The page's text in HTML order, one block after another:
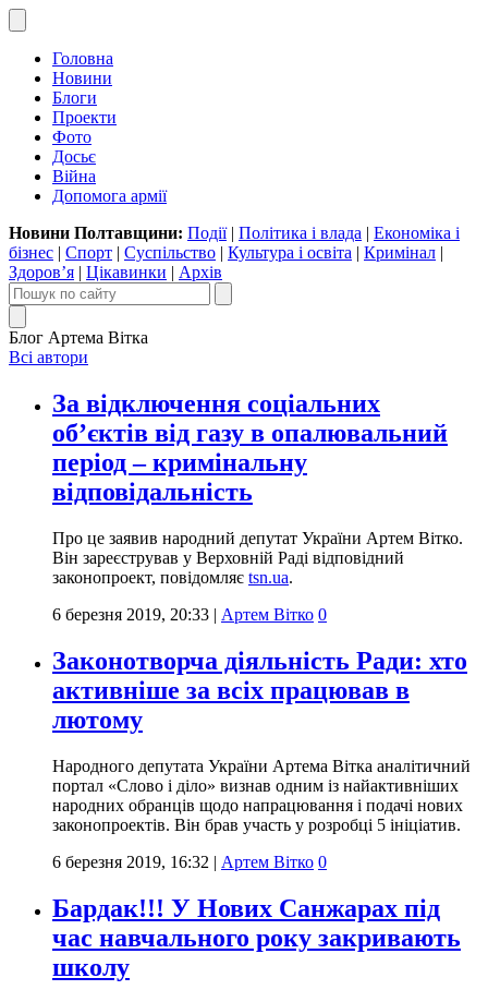
Головна
Новини
Блоги
Проекти
Фото
Досьє
Війна
Допомога армії
Новини Полтавщини: Події| Політика і влада | Економіка і
бізнес | Спорт | Суспільство | Культура і освіта | Кримінал |
Здоров’я | Цікавинки | Архів
Блог Артема Вітка
Всі автори
За відключення соціальних
об’єктів від газу в опалювальний
період – кримінальну
відповідальність
Про це заявив народний депутат України Артем Вітко.
Він зареєстрував у Верховній Раді відповідний
законопроект, повідомляє tsn.ua.
6 березня 2019, 20:33 | Артем Вітко 0
Законотворча діяльність Ради: хто
активніше за всіх працював в
лютому
Народного депутата України Артема Вітка аналітичний
портал «Слово і діло» визнав одним із найактивніших
народних обранців щодо напрацювання і подачі нових
законопроектів. Він брав участь у розробці 5 ініціатив.
6 березня 2019, 16:32 | Артем Вітко 0
Бардак!!! У Нових Санжарах під
час навчального року закривають
школу